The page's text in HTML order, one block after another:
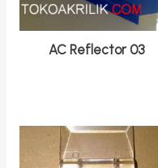
AC Reflector 03